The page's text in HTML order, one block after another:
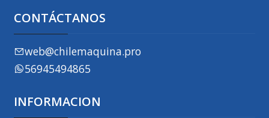
CONTÁCTANOS
web@chilemaquina.pro
56945494865
INFORMACION